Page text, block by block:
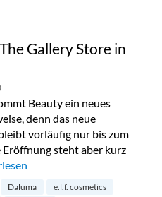
Gallery Store in
Beauty ein neues
denn das neue
vorläufig nur bis zum
Eröffnung steht aber kurz
trifft Beauty: The Gallery Store
Daluma
e.l.f. cosmetics